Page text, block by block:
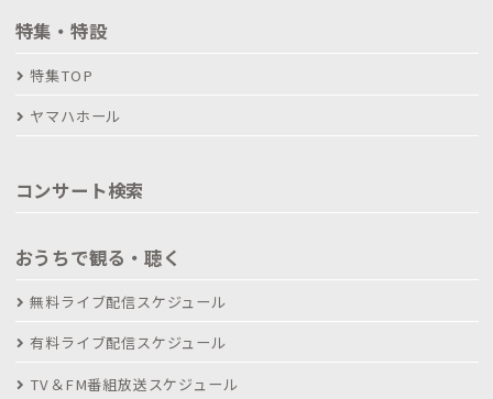
特集・特設
特集TOP
ヤマハホール
コンサート検索
おうちで観る・聴く
無料ライブ配信スケジュール
有料ライブ配信スケジュール
TV＆FM番組放送スケジュール